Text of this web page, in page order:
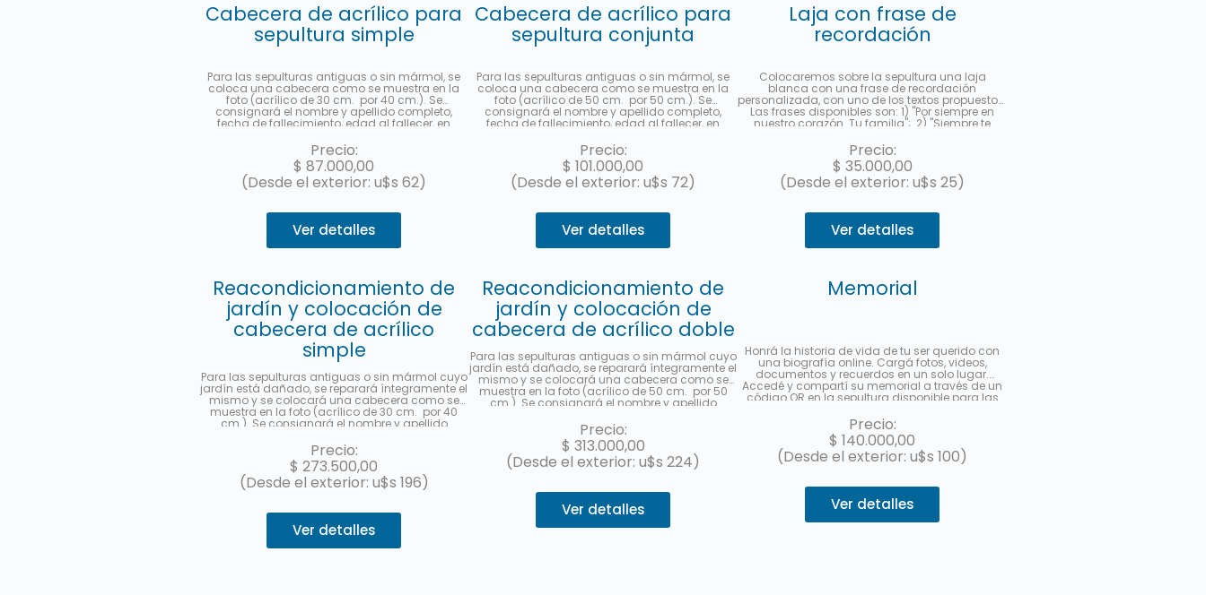
Cabecera de acrílico para
sepultura simple
Para las sepulturas antiguas o sin mármol, se
coloca una cabecera como se muestra en la
foto (acrílico de 30 cm. por 40 cm.). Se
consignará el nombre y apellido completo,
fecha de fallecimiento, edad al fallecer, en
(manzana, tablón y sepultura). Se enviará una
foto una vez finalizado el trabajo. Hasta 3
cuotas sin interés con MercadoPago.
Precio:
$ 87.000,00
(Desde el exterior: u$s 62)
Ver detalles
Cabecera de acrílico para
sepultura conjunta
Para las sepulturas antiguas o sin mármol, se
coloca una cabecera como se muestra en la
foto (acrílico de 50 cm. por 50 cm.). Se
consignará el nombre y apellido completo,
fecha de fallecimiento, edad al fallecer, en
(manzana, tablón y sepultura) de cada
fallecido. Se enviará una foto una vez finalizado
el trabajo. Hasta 3 cuotas sin interés con
MercadoPago.
Precio:
$ 101.000,00
(Desde el exterior: u$s 72)
Ver detalles
Laja con frase de
recordación
Colocaremos sobre la sepultura una laja
blanca con una frase de recordación
personalizada, con uno de los textos propuestos.
Las frases disponibles son: 1) "Por siempre en
nuestro corazón. Tu familia"; 2) "Siempre te
dejarnos tu ejemplo. Te amaremos por siempre."
y 4) "Tu familia te recuerda.". Deberá indicar al
contratar el servicio la frase seleccionada en la
sección "observaciones". Le enviaremos una foto
a su e-mail cuando se haya realizado.
Precio:
$ 35.000,00
(Desde el exterior: u$s 25)
Ver detalles
Reacondicionamiento de
jardín y colocación de
cabecera de acrílico
simple
Para las sepulturas antiguas o sin mármol cuyo
jardín está dañado, se reparará íntegramente el
mismo y se colocará una cabecera como se
muestra en la foto (acrílico de 30 cm. por 40
cm.). Se consignará el nombre y apellido
fallecer, en castellano y hebreo más la
ubicación (manzana, tablón y sepultura). Se
enviará una foto una vez finalizado el trabajo.
Hasta 3 cuotas sin interés con MercadoPago.
Precio:
$ 273.500,00
(Desde el exterior: u$s 196)
Ver detalles
Reacondicionamiento de
jardín y colocación de
cabecera de acrílico doble
Para las sepulturas antiguas o sin mármol cuyo
jardín está dañado, se reparará íntegramente el
mismo y se colocará una cabecera como se
muestra en la foto (acrílico de 50 cm. por 50
cm.). Se consignará el nombre y apellido
fallecer, en castellano y hebreo más la
ubicación (manzana, tablón y sepultura) de
cada fallecido. Se enviará una foto una vez
finalizado el trabajo. Hasta 3 cuotas sin interés
con MercadoPago.
Precio:
$ 313.000,00
(Desde el exterior: u$s 224)
Ver detalles
Memorial
Honrá la historia de vida de tu ser querido con
una biografía online. Cargá fotos, videos,
documentos y recuerdos en un solo lugar.
Accedé y compartí su memorial a través de un
código QR en la sepultura disponible para las
difundir en redes sociales. Hasta 3 cuotas sin
interés con MercadoPago.
Precio:
$ 140.000,00
(Desde el exterior: u$s 100)
Ver detalles